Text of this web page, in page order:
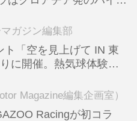
ガジン編集部
ト「空を見上げて IN 東
に開催。熱気球体験搭
Magazine編集企画室）
Racingが初コラ